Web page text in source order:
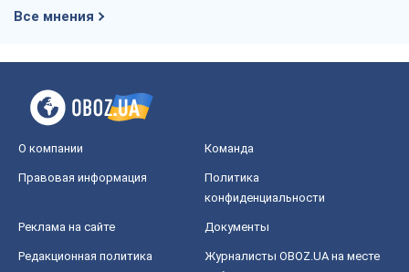
Все мнения
О компании Команда
Правовая информация
Политика
конфиденциальности
Реклама на сайте Документы
Редакционная политика
Журналисты OBOZ.UA на месте